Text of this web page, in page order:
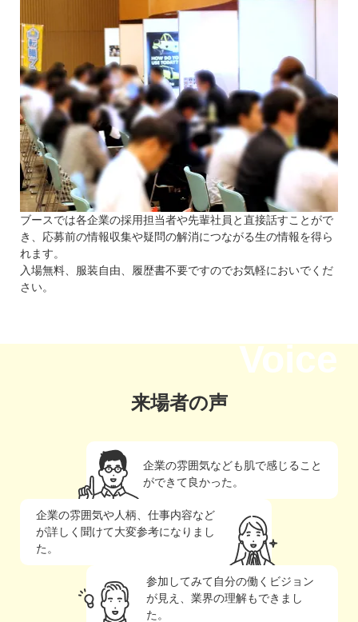
ブースでは各企業の採用担当者や先輩社員と直接話すことがで
き、応募前の情報収集や疑問の解消につながる生の情報を得ら
れます。
入場無料、服装自由、履歴書不要ですのでお気軽においでくだ
さい。
Voice
来場者の声
企業の雰囲気なども肌で感じること
ができて良かった。
企業の雰囲気や人柄、仕事内容など
が詳しく聞けて大変参考になりまし
た。
参加してみて自分の働くビジョン
が見え、業界の理解もできまし
た。